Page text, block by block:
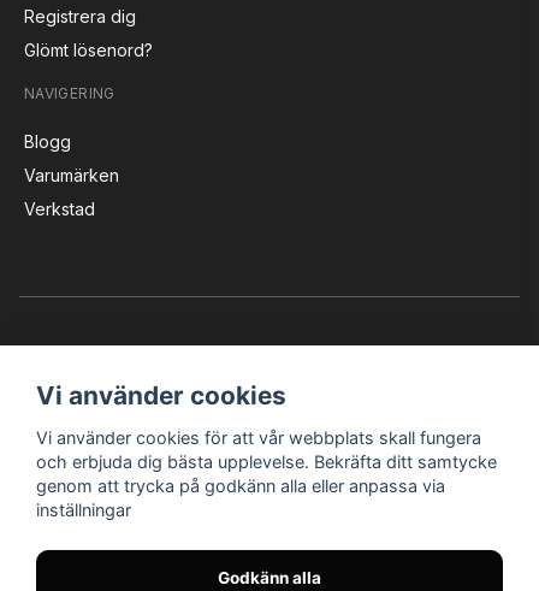
Registrera dig
Glömt lösenord?
NAVIGERING
Blogg
Varumärken
Verkstad
© Nilssons MC - Allt för dig & din MC
Instagram Facebook YouTube
Vi använder cookies
Vi använder cookies för att vår webbplats skall fungera
och erbjuda dig bästa upplevelse. Bekräfta ditt samtycke
genom att trycka på godkänn alla eller anpassa via
inställningar
Godkänn alla